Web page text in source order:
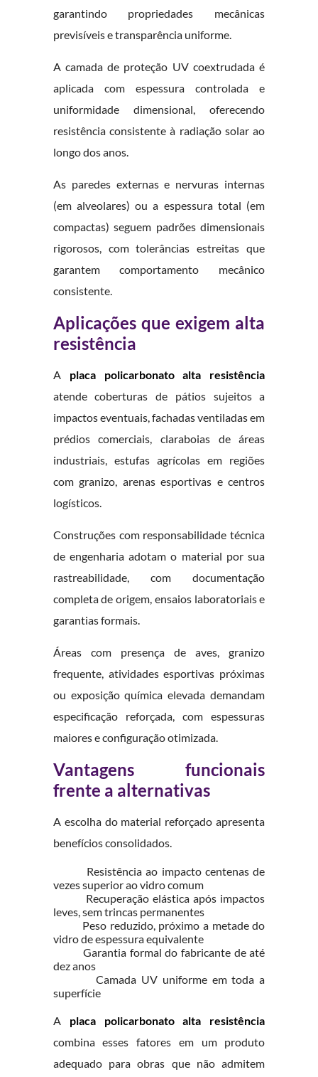
garantindo propriedades mecânicas
previsíveis e transparência uniforme.
A camada de proteção UV coextrudada é
aplicada com espessura controlada e
uniformidade dimensional, oferecendo
resistência consistente à radiação solar ao
longo dos anos.
As paredes externas e nervuras internas
(em alveolares) ou a espessura total (em
compactas) seguem padrões dimensionais
rigorosos, com tolerâncias estreitas que
garantem comportamento mecânico
consistente.
Aplicações que exigem alta
resistência
A placa policarbonato alta resistência
atende coberturas de pátios sujeitos a
impactos eventuais, fachadas ventiladas em
prédios comerciais, claraboias de áreas
industriais, estufas agrícolas em regiões
com granizo, arenas esportivas e centros
logísticos.
Construções com responsabilidade técnica
de engenharia adotam o material por sua
rastreabilidade, com documentação
completa de origem, ensaios laboratoriais e
garantias formais.
Áreas com presença de aves, granizo
frequente, atividades esportivas próximas
ou exposição química elevada demandam
especificação reforçada, com espessuras
maiores e configuração otimizada.
Vantagens funcionais
frente a alternativas
A escolha do material reforçado apresenta
benefícios consolidados.
Resistência ao impacto centenas de
vezes superior ao vidro comum
Recuperação elástica após impactos
leves, sem trincas permanentes
Peso reduzido, próximo a metade do
vidro de espessura equivalente
Garantia formal do fabricante de até
dez anos
Camada UV uniforme em toda a
superfície
A placa policarbonato alta resistência
combina esses fatores em um produto
adequado para obras que não admitem